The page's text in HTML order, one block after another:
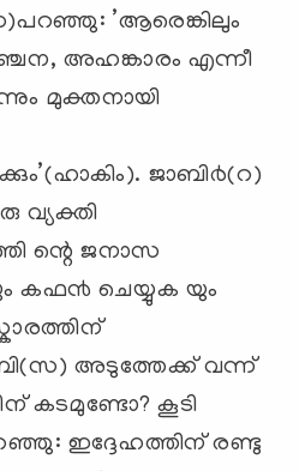
’ആരെങ്കിലും
അഹങ്കാരം എന്നീ
മുക്തനായി
ജാബി൪(റ)
വ്യക്തി
ന്റെ ജനാസ
കഫ൯ ചെയ്യുക യും
അടുത്തേക്ക് വന്ന്
കടമുണ്ടോ? കൂടി
ഇദ്ദേഹത്തിന് രണ്ടു